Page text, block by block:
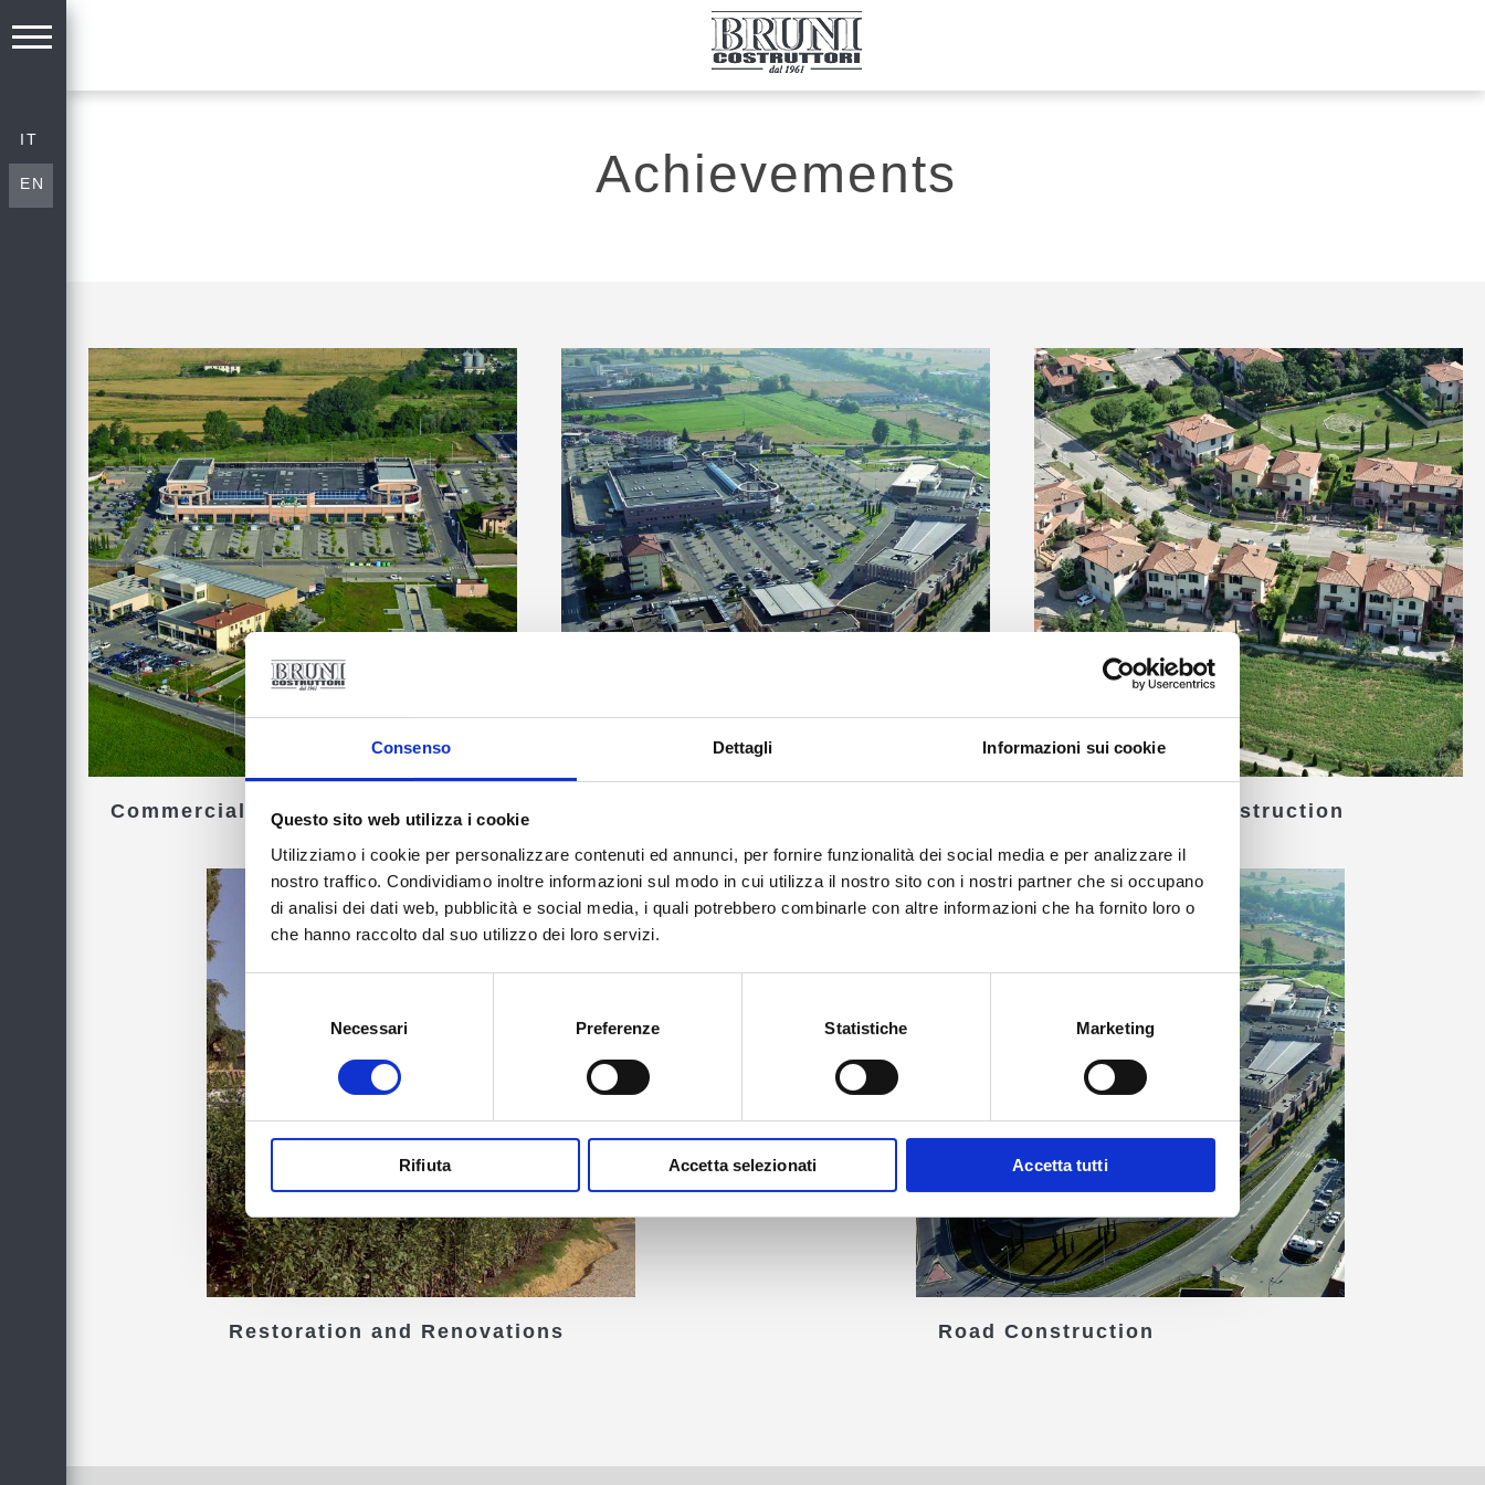
Consenso Dettagli Informazioni sui cookie
Questo sito web utilizza i cookie
Utilizziamo i cookie per personalizzare contenuti ed annunci, per fornire funzionalità dei social media e per analizzare il
nostro traffico. Condividiamo inoltre informazioni sul modo in cui utilizza il nostro sito con i nostri partner che si occupano
di analisi dei dati web, pubblicità e social media, i quali potrebbero combinarle con altre informazioni che ha fornito loro o
che hanno raccolto dal suo utilizzo dei loro servizi.
consenso
Necessari Preferenze Statistiche Marketing
Rifiuta Accetta selezionati Accetta tutti
IT
EN Achievements
Commercial Construction Residential Construction
Restoration and Renovations Road Construction